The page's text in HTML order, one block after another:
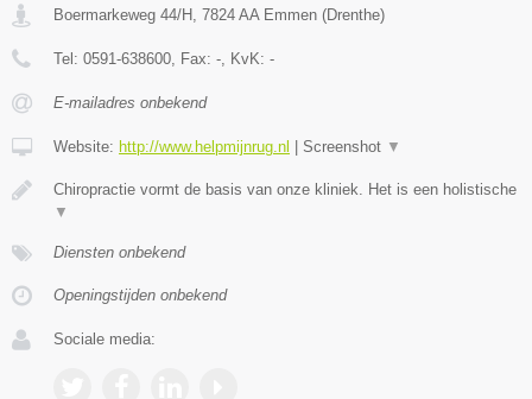
Boermarkeweg 44/H 7824 AA Emmen (Drenthe)
Tel: 0591-638600 , Fax: - , KvK: -
E-mailadres onbekend
Website: http://www.helpmijnrug.nl | Screenshot ▼
Chiropractie vormt de basis van onze kliniek. Het is een holistische
▼
Diensten onbekend
Openingstijden onbekend
Sociale media: